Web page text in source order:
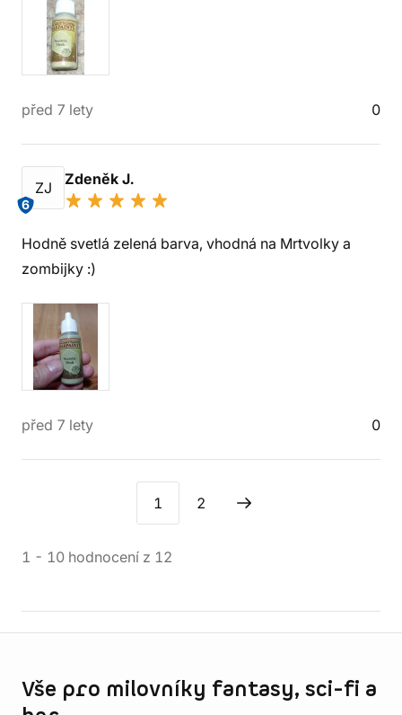
před 7 lety 0
ZJ
6
Zdeněk J.
Hodně svetlá zelená barva, vhodná na Mrtvolky a
zombijky :)
před 7 lety 0
1 2
1 - 10 hodnocení z 12
Vše pro milovníky fantasy, sci-fi a